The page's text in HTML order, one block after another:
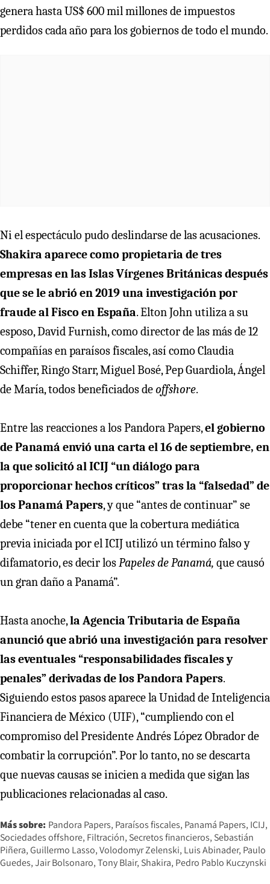
genera hasta US$ 600 mil millones de impuestos
perdidos cada año para los gobiernos de todo el mundo.
Ni el espectáculo pudo deslindarse de las acusaciones.
Shakira aparece como propietaria de tres
empresas en las Islas Vírgenes Británicas después
que se le abrió en 2019 una investigación por
fraude al Fisco en España. Elton John utiliza a su
esposo, David Furnish, como director de las más de 12
compañías en paraísos fiscales, así como Claudia
Schiffer, Ringo Starr, Miguel Bosé, Pep Guardiola, Ángel
de María, todos beneficiados deoffshore.
Entre las reacciones a los Pandora Papers,el gobierno
de Panamá envió una carta el 16 de septiembre, en
la que solicitó al ICIJ “un diálogo para
proporcionar hechos críticos” tras la “falsedad” de
los Panamá Papers, y que “antes de continuar” se
debe “tener en cuenta que la cobertura mediática
previa iniciada por el ICIJ utilizó un término falso y
difamatorio, es decir losPapeles de Panamá, que causó
un gran daño a Panamá”.
Hasta anoche,la Agencia Tributaria de España
anunció que abrió una investigación para resolver
las eventuales “responsabilidades fiscales y
penales” derivadas de los Pandora Papers.
Siguiendo estos pasos aparece la Unidad de Inteligencia
Financiera de México (UIF), “cumpliendo con el
compromiso del Presidente Andrés López Obrador de
combatir la corrupción”. Por lo tanto, no se descarta
que nuevas causas se inicien a medida que sigan las
publicaciones relacionadas al caso.
Más sobre: Pandora Papers Paraísos fiscales Panamá Papers ICIJ
Sociedades offshore Filtración Secretos financieros Sebastián
Piñera Guillermo Lasso Volodomyr Zelenski Luis Abinader Paulo
Guedes Jair Bolsonaro Tony Blair Shakira Pedro Pablo Kuczynski